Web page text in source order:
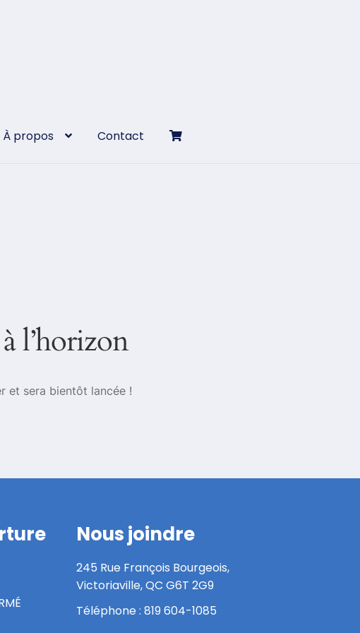
À propos Contact
l’horizon
et sera bientôt lancée !
Nous joindre
245 Rue François Bourgeois,
Victoriaville, QC G6T 2G9
Téléphone : 819 604-1085